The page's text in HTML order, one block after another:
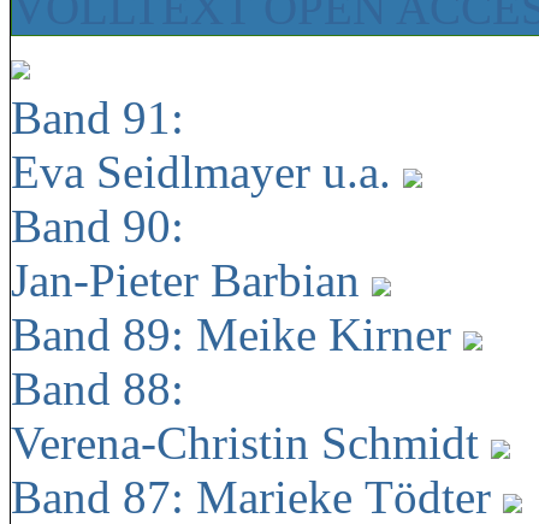
Band 91:
Eva Seidlmayer u.a.
Band 90:
Jan-Pieter Barbian
Band 89: Meike Kirner
Band 88:
Verena-Christin Schmidt
Band 87: Marieke Tödter